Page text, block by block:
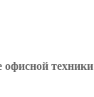
офисной техники